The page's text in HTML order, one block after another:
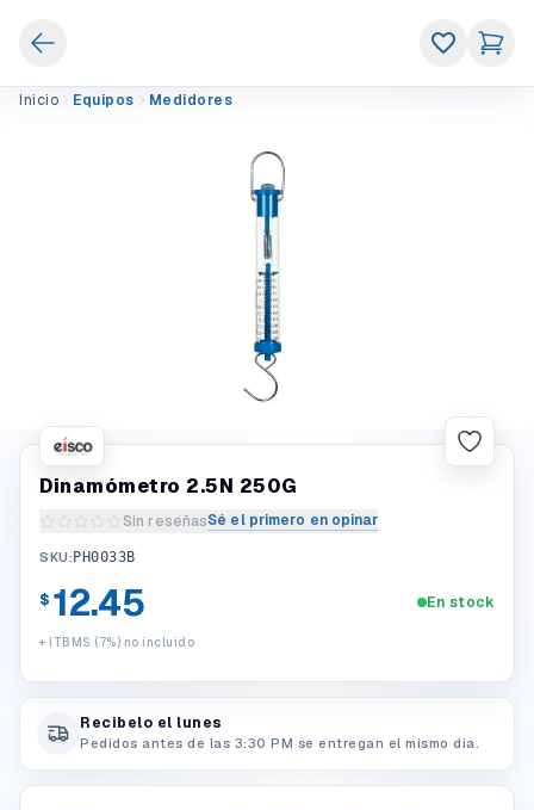
Inicio Equipos Medidores
Dinamómetro 2.5N 250G
Sin reseñasSé el primero en opinar
Escribir una reseña del producto
SKU: PH0033B
$ 12.45
+ ITBMS (7%) no incluido
En stock
Recibelo el lunes
Pedidos antes de las 3:30 PM se entregan el mismo dia.